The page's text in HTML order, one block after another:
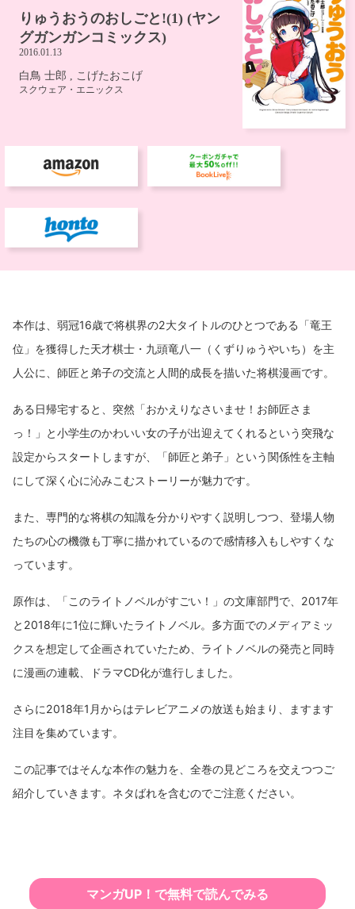
本作は、弱冠16歳で将棋界の2大タイトルのひとつである「竜王
位」を獲得した天才棋士・九頭竜八一（くずりゅうやいち）を主
人公に、師匠と弟子の交流と人間的成長を描いた将棋漫画です。
ある日帰宅すると、突然「おかえりなさいませ！お師匠さま
っ！」と小学生のかわいい女の子が出迎えてくれるという突飛な
設定からスタートしますが、「師匠と弟子」という関係性を主軸
にして深く心に沁みこむストーリーが魅力です。
また、専門的な将棋の知識を分かりやすく説明しつつ、登場人物
たちの心の機微も丁寧に描かれているので感情移入もしやすくな
っています。
原作は、「このライトノベルがすごい！」の文庫部門で、2017年
と2018年に1位に輝いたライトノベル。多方面でのメディアミッ
クスを想定して企画されていたため、ライトノベルの発売と同時
に漫画の連載、ドラマCD化が進行しました。
さらに2018年1月からはテレビアニメの放送も始まり、ますます
注目を集めています。
この記事ではそんな本作の魅力を、全巻の見どころを交えつつご
紹介していきます。ネタばれを含むのでご注意ください。
マンガUP！で無料で読んでみる